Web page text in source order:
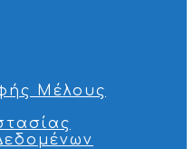
Μέλους